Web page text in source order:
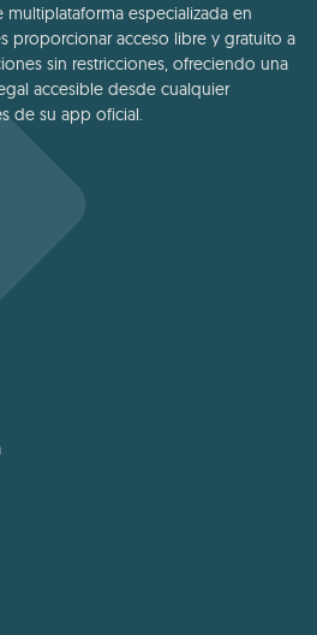
especializada en
proporcionar acceso libre y gratuito a
sin restricciones, ofreciendo una
accesible desde cualquier
de su app oficial.